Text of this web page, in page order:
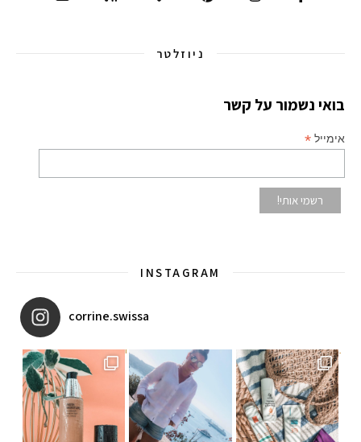
ניוזלטר
בואי נשמור על קשר
אימייל *
INSTAGRAM
corrine.swissa
איזו אהבתם יותר? הראשונה או
ב